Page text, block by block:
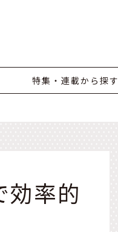
特集・連載から探す
効率的